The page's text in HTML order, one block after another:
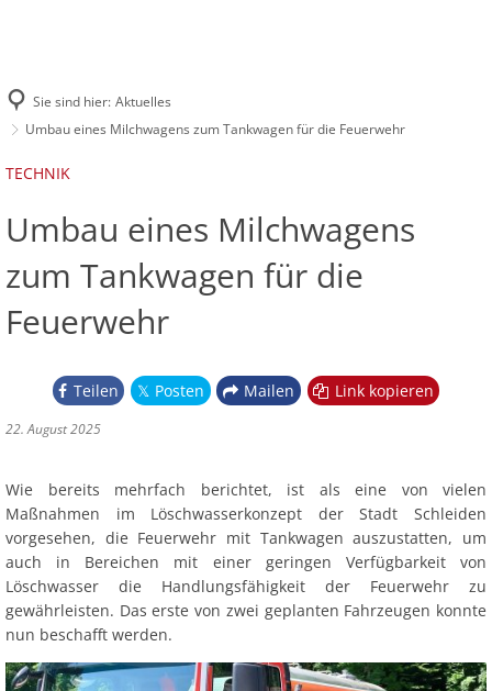
Löschzug 1
Löschgruppe Harperscheid
Löschgruppe Bronsfeld
Online-Archiv Florian Schleiden
Sie sind hier: Aktuelles
Umbau eines Milchwagens zum Tankwagen für die Feuerwehr
TECHNIK
Umbau eines Milchwagens
zum Tankwagen für die
Feuerwehr
Teilen Posten Mailen Link kopieren
22. August 2025
Wie bereits mehrfach berichtet, ist als eine von vielen
Maßnahmen im Löschwasserkonzept der Stadt Schleiden
vorgesehen, die Feuerwehr mit Tankwagen auszustatten, um
auch in Bereichen mit einer geringen Verfügbarkeit von
Löschwasser die Handlungsfähigkeit der Feuerwehr zu
gewährleisten. Das erste von zwei geplanten Fahrzeugen konnte
nun beschafft werden.